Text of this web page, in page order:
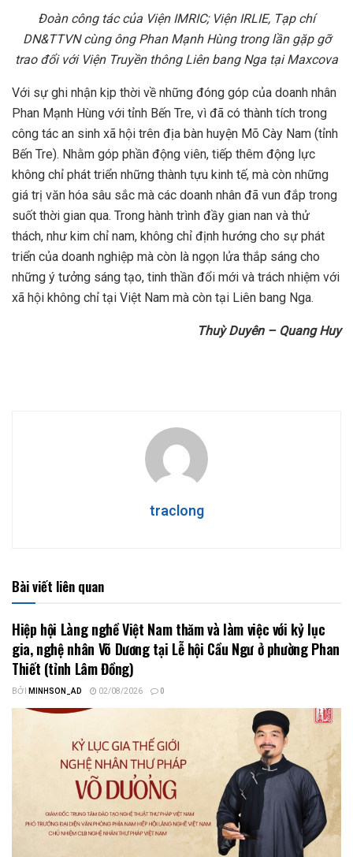
Đoàn công tác của Viện IMRIC; Viện IRLIE, Tạp chí
DN&TTVN cùng ông Phan Mạnh Hùng trong lần gặp gỡ
trao đổi với Viện Truyền thông Liên bang Nga tại Maxcova
Với sự ghi nhận kịp thời về những đóng góp của doanh nhân
Phan Mạnh Hùng với tỉnh Bến Tre, vì đã có thành tích trong
công tác an sinh xã hội trên địa bàn huyện Mõ Cày Nam (tỉnh
Bến Tre). Nhằm góp phần động viên, tiếp thêm động lực
không chỉ phát triển những thành tựu kinh tế, mà còn những
giá trị văn hóa sâu sắc mà các doanh nhân đã vun đắp trong
suốt thời gian qua. Trong hành trình đầy gian nan và thử
thách, như kim chỉ nam, không chỉ định hướng cho sự phát
triển của doanh nghiệp mà còn là ngọn lửa thắp sáng cho
những ý tưởng sáng tạo, tinh thần đổi mới và trách nhiệm với
xã hội không chỉ tại Việt Nam mà còn tại Liên bang Nga.
Thuỳ Duyên – Quang Huy
traclong
Bài viết liên quan
Hiệp hội Làng nghề Việt Nam thăm và làm việc với kỷ lục
gia, nghệ nhân Võ Dương tại Lễ hội Cầu Ngư ở phường Phan
Thiết (tỉnh Lâm Đồng)
BỞI MINHSON_AD 02/08/2026 0